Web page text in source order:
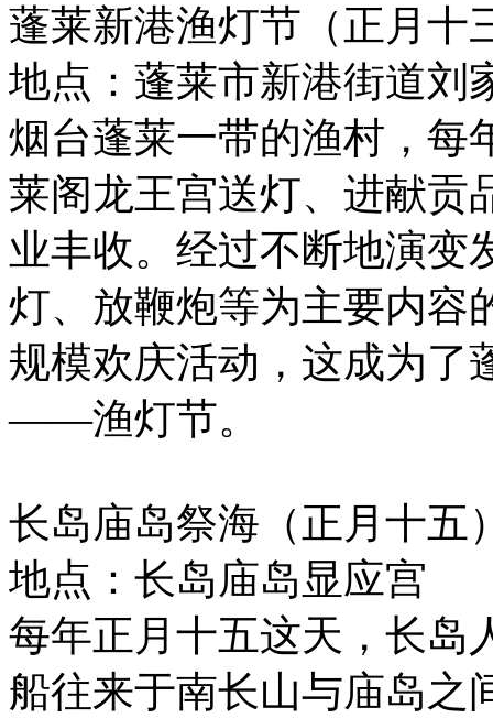
蓬莱新港渔灯节（正月十
地点：蓬莱市新港街道刘
烟台蓬莱一带的渔村，每
莱阁龙王宫送灯、进献贡
业丰收。经过不断地演变
灯、放鞭炮等为主要内容
规模欢庆活动，这成为了
——渔灯节。
长岛庙岛祭海（正月十五
地点：长岛庙岛显应宫
每年正月十五这天，长岛
船往来于南长山与庙岛之